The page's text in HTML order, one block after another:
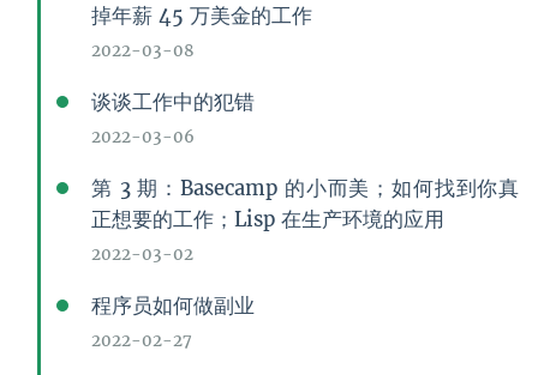
掉年薪 45 万美金的工作
2022-03-08
谈谈工作中的犯错
2022-03-06
第 3 期：Basecamp 的小而美；如何找到你真
正想要的工作；Lisp 在生产环境的应用
2022-03-02
程序员如何做副业
2022-02-27